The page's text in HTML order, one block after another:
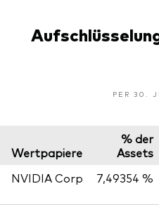
PER 30.
Wertpapiere
% der
Assets
NVIDIA Corp
7,49354 %